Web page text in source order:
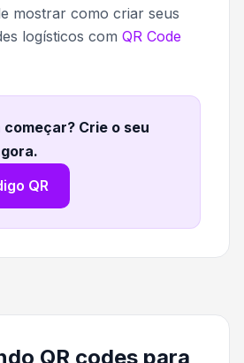
mostrar como criar seus
logísticos com QR Code
Crie o seu
.
QR
QR codes para